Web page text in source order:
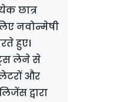
छात्र
नवोन्मेषी
हुए।
लेने से
और
द्वारा